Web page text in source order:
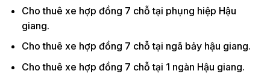
Cho thuê xe hợp đồng 7 chỗ tại phụng hiệp Hậu
giang.
Cho thuê xe hợp đồng 7 chỗ tại ngã bảy hậu giang.
Cho thuê xe hợp đồng 7 chỗ tại 1 ngàn Hậu giang.